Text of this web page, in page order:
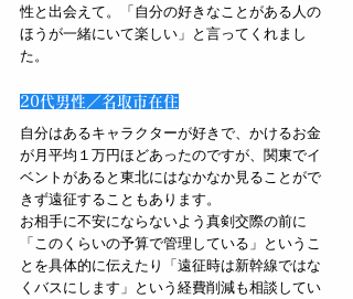
性と出会えて。「自分の好きなことがある人の
ほうが一緒にいて楽しい」と言ってくれまし
た。
20代男性／名取市在住
自分はあるキャラクターが好きで、かけるお金
が月平均１万円ほどあったのですが、関東でイ
ベントがあると東北にはなかなか見ることがで
きず遠征することもあります。
お相手に不安にならないよう真剣交際の前に
「このくらいの予算で管理している」というこ
とを具体的に伝えたり「遠征時は新幹線ではな
くバスにします」という経費削減も相談してい